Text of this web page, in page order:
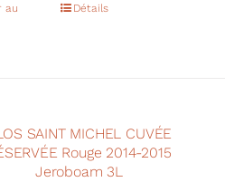
au
Détails
SAINT MICHEL CUVÉE
Rouge 2014-2015
Jeroboam 3L